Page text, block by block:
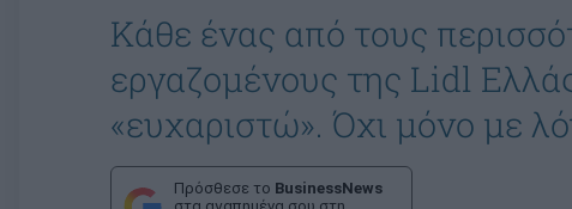
Κάθε ένας από τους
εργαζομένους της Lidl
«ευχαριστώ». Όχι μόνο με
Πρόσθεσε το BusinessNews